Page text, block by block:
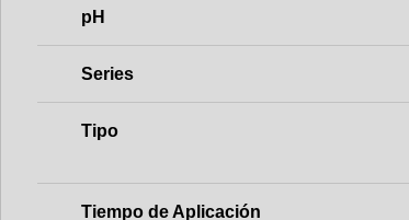
pH
Series
Tipo
Tiempo de Aplicación